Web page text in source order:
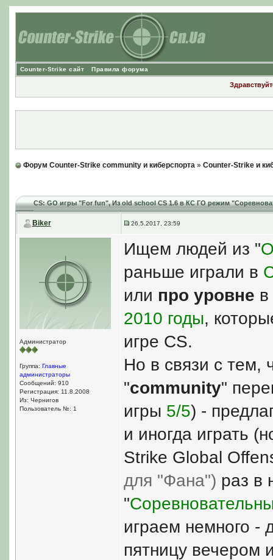
Counter-Strike сайт Правила форума
Форум Counter-Strike community и киберспорта» Counter-Strike и
CS: GO игры "For fun", Из old school CS 1.6 в КС ГО режим
Biker 26.5.2017, 23:59
Администратор
Группа: Главные
администраторы
Сообщений: 910
Регистрация: 11.8.2008
Из: Чернигов
Пользователь №: 1
Ищем людей из "
раньше играли в
или про уровне
2010 годы,
игре CS.
Но в связи с тем,
"community"
игры 5/5) -
и иногда играть
Strike Global
для "Фана") раз в
"
играем немного -
пятницу вечером